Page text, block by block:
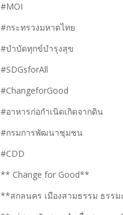
#MOI
#กระทรวงมหาดไทย
#บำบัดทุกข์บำรุงสุข
#SDGsforAll
#ChangeforGood
#อาหารก่อกำเนิดเกิดจากดิน
#กรมการพัฒนาชุมชน
#CDD
** Change for Good**
**สกลนคร เมืองสามธรรม ธรร